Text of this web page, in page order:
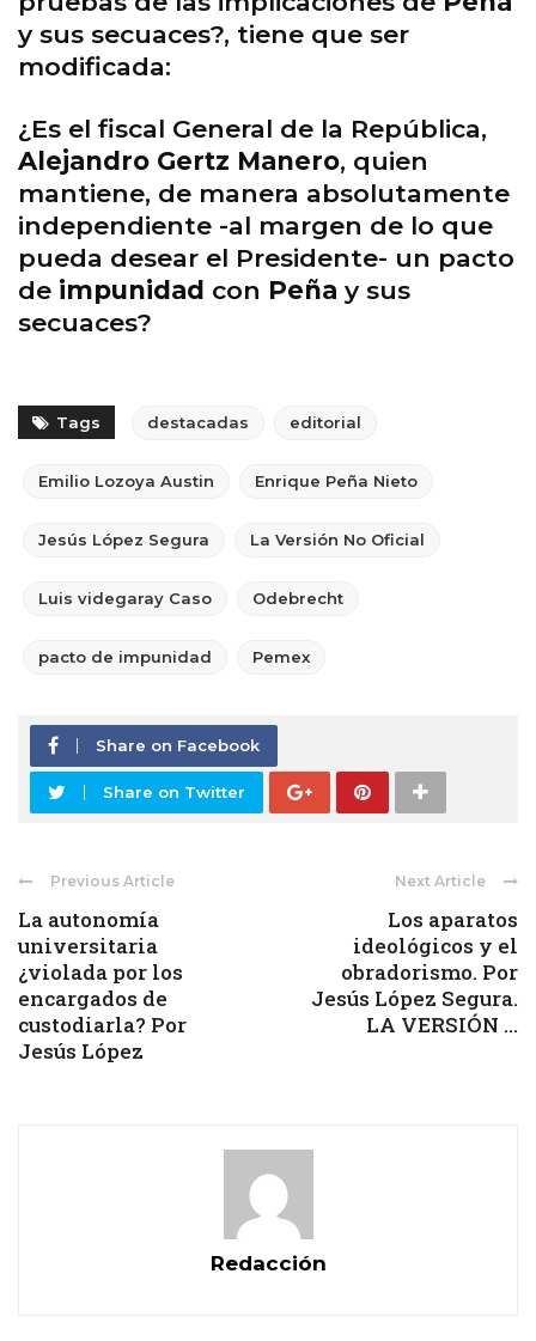
y sus secuaces?, tiene que ser
modificada:
¿Es el fiscal General de la República,
Alejandro Gertz Manero, quien
mantiene, de manera absolutamente
independiente -al margen de lo que
pueda desear el Presidente- un pacto
de impunidad con Peña y sus
secuaces?
Tags destacadas editorial
Emilio Lozoya Austin Enrique Peña Nieto
Jesús López Segura La Versión No Oficial
Luis videgaray Caso Odebrecht
pacto de impunidad Pemex
Share on Facebook
Share on Twitter
Previous Article
La autonomía
universitaria
¿violada por los
encargados de
custodiarla? Por
Jesús López
Next Article
Los aparatos
ideológicos y el
obradorismo. Por
Jesús López Segura.
LA VERSIÓN ...
Redacción